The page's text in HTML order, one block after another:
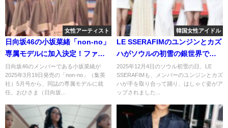
女性アーティスト
日向坂46の小坂菜緒「non-no」
専属モデルに加入決定！ファン
の反応は？
日向坂46のメンバーである小坂菜緒が
2025年3月19日発売の「non-no」（集英
社）5月号から、同誌の専属モデルに就
任。おひさま（日向坂...
韓国女性アイドル
LE SSERAFIMのユンジンとカズ
ハがソウルの初雪の銀世界での
ショート動画を公開！ファンの
反応は？
2025年12月4日のソウル初雪の日、LE
SSERAFIMも、メンバーのユンジンとカズ
ハが手を取り合って踊り、はしゃぐ姿がア
ップされました...